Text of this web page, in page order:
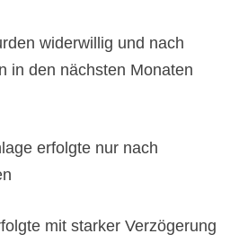
widerwillig und nach
in den nächsten Monaten
erfolgte nur nach
mit starker Verzögerung